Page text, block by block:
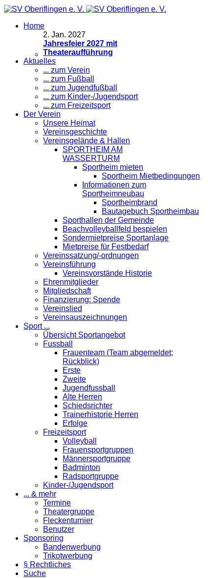
Home
2. Jan. 2027
Jahresfeier 2027 mit
Theateraufführung
Aktuelles
... zum Verein
... zum Fußball
... zum Jugendfußball
... zum Kinder-/Jugendsport
... zum Freizeitsport
Der Verein
Unsere Heimat
Vereinsgeschichte
Vereinsgelände & Hallen
SPORTHEIM AM
WASSERTURM
Sportheim mieten
Sportheim Mietbedingungen
Informationen zum
Sportheimneubau
Sportheimbrand
Bautagebuch Sportheimbau
Sporthallen der Gemeinde
Beachvolleyballfeld bespielen
Sondermietpreise Sportanlage
Mietpreise für Festbedarf
Vereinssatzung/-ordnungen
Vereinsführung
Vereinsvorstände Historie
Ehrenmitglieder
Mitgliedschaft
Finanzierung: Spende
Vereinslied
Vereinsauszeichnungen
Sport ...
Übersicht Sportangebot
Fussball
Frauenteam (Team abgemeldet;
Rückblick)
Erste
Zweite
Jugendfussball
Alte Herren
Schiedsrichter
Trainerhistorie Herren
Erfolge
Freizeitsport
Volleyball
Frauensportgruppen
Männersportgruppe
Badminton
Radsportgruppe
Kinder-/Jugendsport
... & mehr
Termine
Theatergruppe
Fleckenturnier
Benutzer
Sponsoring
Bandenwerbung
Trikotwerbung
§ Rechtliches
Suche